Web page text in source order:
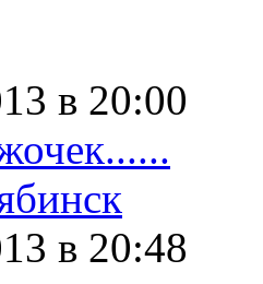
в 20:00
в 20:48